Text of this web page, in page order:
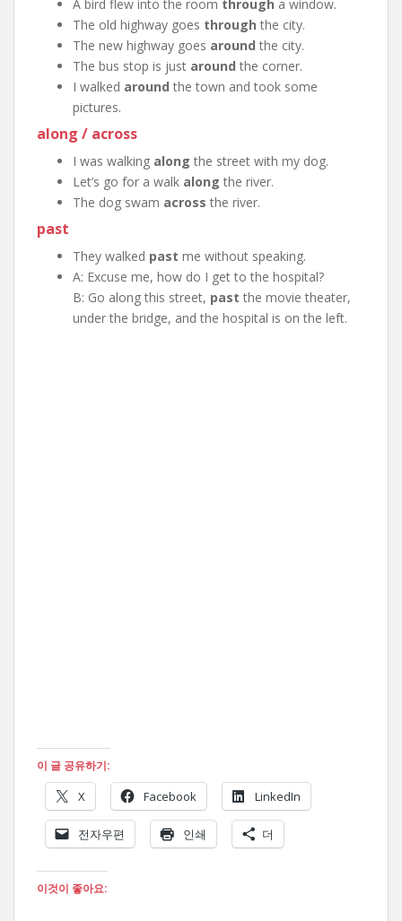
A bird flew into the room through a window.
The old highway goes through the city.
The new highway goes around the city.
The bus stop is just around the corner.
I walked around the town and took some
pictures.
along / across
I was walking along the street with my dog.
Let’s go for a walk along the river.
The dog swam across the river.
past
They walked past me without speaking.
A: Excuse me, how do I get to the hospital?
B: Go along this street, past the movie theater,
under the bridge, and the hospital is on the left.
이 글 공유하기:
X Facebook LinkedIn
전자우편 인쇄 더
이것이 좋아요: